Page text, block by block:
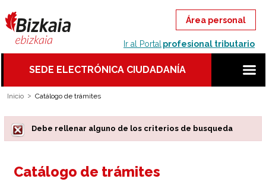
Ir al Portal profesional tributario
SEDE ELECTRÓNICA CIUDADANÍA
Inicio Catálogo de trámites
Debe rellenar alguno de los criterios de busqueda
Catálogo de trámites